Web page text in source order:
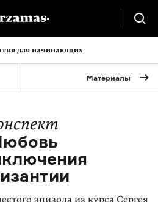
для начинающих
Материалы
эпизода из курса Сергея